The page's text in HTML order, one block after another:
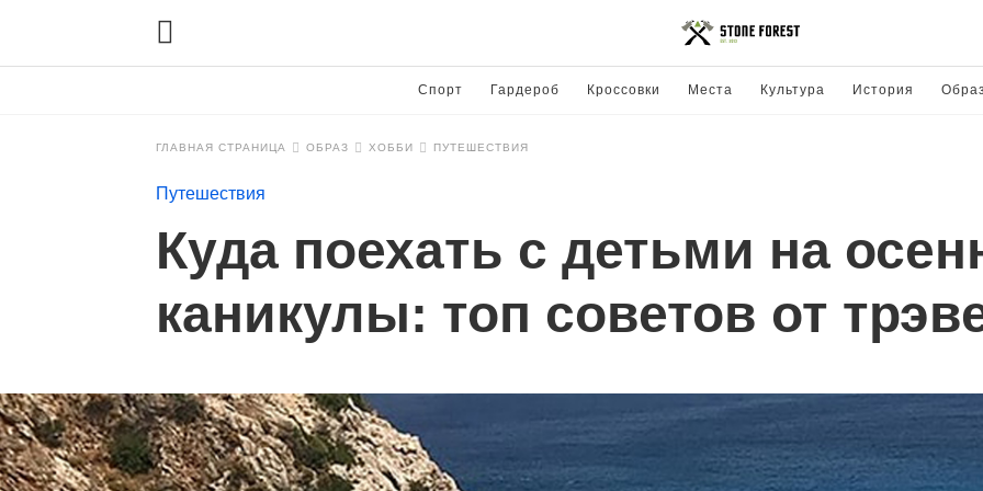
Спорт Гардероб Кроссовки Места Культура История
ГЛАВНАЯ СТРАНИЦА ОБРАЗ ХОББИ ПУТЕШЕСТВИЯ
Путешествия
Куда поехать с детьми на
каникулы: топ советов от